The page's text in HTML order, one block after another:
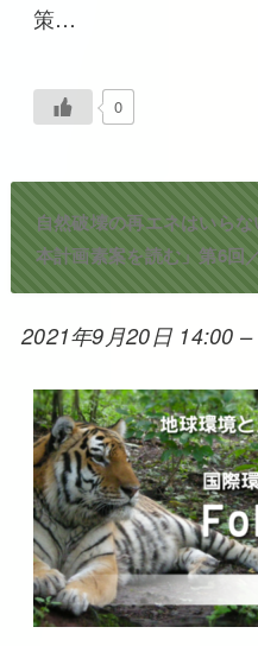
策…
0
自然破壊の再エネはいら
本計画素案を読む」第6回
2021年9月20日 14:00 –